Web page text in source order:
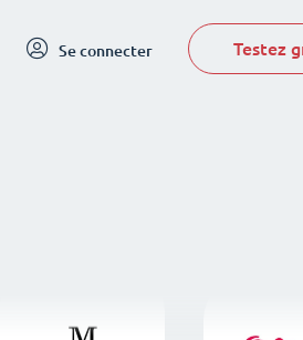
Se connecter Testez